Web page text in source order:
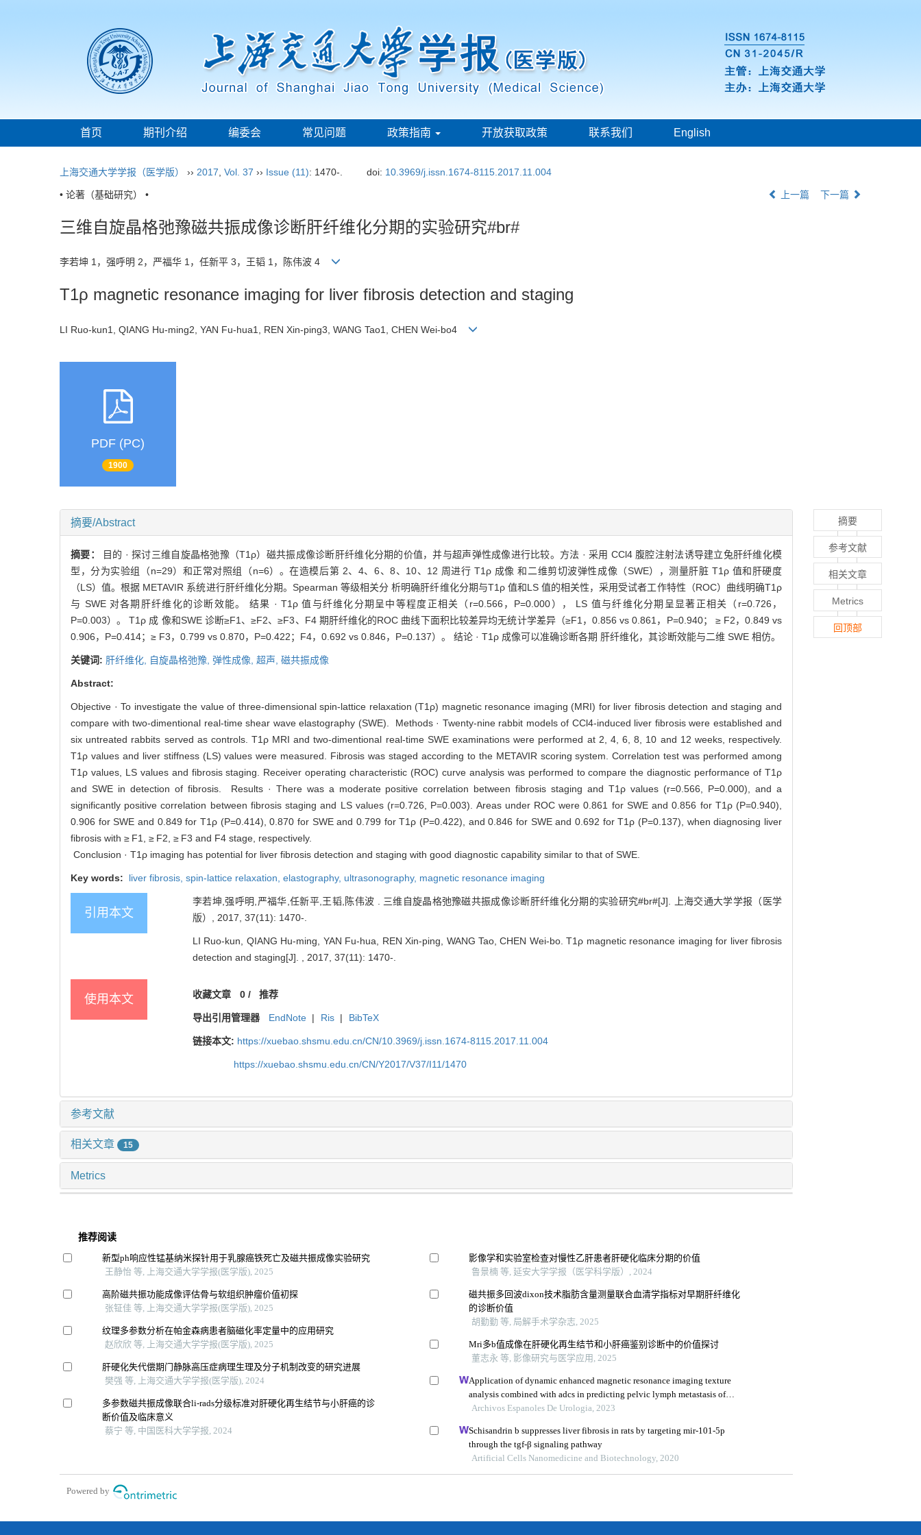
首页 期刊介绍 编委会 常见问题 政策指南 开放获取政策 联系我们 English
上海交通大学学报（医学版） ›› 2017 Vol. 37 ›› Issue (11): 1470-. doi: 10.3969/j.issn.1674-8115.2017.11.004
• 论著（基础研究） • 上一篇 下一篇
三维自旋晶格弛豫磁共振成像诊断肝纤维化分期的实验研究#br#
李若坤 1，强呼明 2，严福华 1，任新平 3，王韬 1，陈伟波 4
T1ρ magnetic resonance imaging for liver fibrosis detection and staging
LI Ruo-kun1, QIANG Hu-ming2, YAN Fu-hua1, REN Xin-ping3, WANG Tao1, CHEN Wei-bo4
PDF (PC)
1900
摘要/Abstract
摘要：
目的 · 探讨三维自旋晶格弛豫（T1ρ）磁共振成像诊断肝纤维化分期的价值，并与超声弹性成像进行比较。方法 · 采用 CCl4 腹腔注射法诱导建立兔肝纤维化模
型，分为实验组（n=29）和正常对照组（n=6）。在造模后第 2、4、6、8、10、12 周进行 T1ρ 成像 和二维剪切波弹性成像（SWE），测量肝脏 T1ρ 值和肝硬度
（LS）值。根据 METAVIR 系统进行肝纤维化分期。Spearman 等级相关分 析明确肝纤维化分期与T1ρ 值和LS 值的相关性，采用受试者工作特性（ROC）曲线明确T1ρ
与 SWE 对各期肝纤维化的诊断效能。 结果 · T1ρ 值与纤维化分期呈中等程度正相关（r=0.566，P=0.000）， LS 值与纤维化分期呈显著正相关（r=0.726，
P=0.003）。 T1ρ 成 像和SWE 诊断≥F1、≥F2、≥F3、F4 期肝纤维化的ROC 曲线下面积比较差异均无统计学差异（≥F1，0.856 vs 0.861，P=0.940； ≥ F2，0.849 vs
0.906，P=0.414；≥ F3，0.799 vs 0.870，P=0.422；F4，0.692 vs 0.846，P=0.137）。 结论 · T1ρ 成像可以准确诊断各期 肝纤维化，其诊断效能与二维 SWE 相仿。
关键词: 肝纤维化, 自旋晶格弛豫, 弹性成像, 超声, 磁共振成像
Abstract:
Objective · To investigate the value of three-dimensional spin-lattice relaxation (T1ρ) magnetic resonance imaging (MRI) for liver fibrosis detection and staging and
compare with two-dimentional real-time shear wave elastography (SWE). Methods · Twenty-nine rabbit models of CCl4-induced liver fibrosis were established and
six untreated rabbits served as controls. T1ρ MRI and two-dimentional real-time SWE examinations were performed at 2, 4, 6, 8, 10 and 12 weeks, respectively.
T1ρ values and liver stiffness (LS) values were measured. Fibrosis was staged according to the METAVIR scoring system. Correlation test was performed among
T1ρ values, LS values and fibrosis staging. Receiver operating characteristic (ROC) curve analysis was performed to compare the diagnostic performance of T1ρ
and SWE in detection of fibrosis. Results · There was a moderate positive correlation between fibrosis staging and T1ρ values (r=0.566, P=0.000), and a
significantly positive correlation between fibrosis staging and LS values (r=0.726, P=0.003). Areas under ROC were 0.861 for SWE and 0.856 for T1ρ (P=0.940),
0.906 for SWE and 0.849 for T1ρ (P=0.414), 0.870 for SWE and 0.799 for T1ρ (P=0.422), and 0.846 for SWE and 0.692 for T1ρ (P=0.137), when diagnosing liver
fibrosis with ≥ F1, ≥ F2, ≥ F3 and F4 stage, respectively.
Conclusion · T1ρ imaging has potential for liver fibrosis detection and staging with good diagnostic capability similar to that of SWE.
Key words: liver fibrosis, spin-lattice relaxation, elastography, ultrasonography, magnetic resonance imaging
引用本文
李若坤,强呼明,严福华,任新平,王韬,陈伟波 . 三维自旋晶格弛豫磁共振成像诊断肝纤维化分期的实验研究#br#[J]. 上海交通大学学报（医学
版）, 2017, 37(11): 1470-.
LI Ruo-kun, QIANG Hu-ming, YAN Fu-hua, REN Xin-ping, WANG Tao, CHEN Wei-bo. T1ρ magnetic resonance imaging for liver fibrosis
detection and staging[J]. , 2017, 37(11): 1470-.
使用本文 收藏文章 0/ 推荐
导出引用管理器 EndNote | Ris | BibTeX
链接本文: https://xuebao.shsmu.edu.cn/CN/10.3969/j.issn.1674-8115.2017.11.004
https://xuebao.shsmu.edu.cn/CN/Y2017/V37/I11/1470
参考文献
相关文章 15
Metrics
推荐阅读
新型ph响应性锰基纳米探针用于乳腺癌铁死亡及磁共振成像实验研究
王静怡 等, 上海交通大学学报(医学版), 2025
高阶磁共振功能成像评估骨与软组织肿瘤价值初探
张钲佳 等, 上海交通大学学报(医学版), 2025
纹理多参数分析在帕金森病患者脑磁化率定量中的应用研究
赵欣欣 等, 上海交通大学学报(医学版), 2025
肝硬化失代偿期门静脉高压症病理生理及分子机制改变的研究进展
樊强 等, 上海交通大学学报(医学版), 2024
多参数磁共振成像联合li-rads分级标准对肝硬化再生结节与小肝癌的诊
断价值及临床意义
蔡宁 等, 中国医科大学学报, 2024
影像学和实验室检查对慢性乙肝患者肝硬化临床分期的价值
鲁景楠 等, 延安大学学报（医学科学版）, 2024
磁共振多回波dixon技术脂肪含量测量联合血清学指标对早期肝纤维化
的诊断价值
胡勤勤 等, 局解手术学杂志, 2025
Mri多b值成像在肝硬化再生结节和小肝癌鉴别诊断中的价值探讨
董志永 等, 影像研究与医学应用, 2025
Application of dynamic enhanced magnetic resonance imaging texture
analysis combined with adcs in predicting pelvic lymph metastasis of
prostate cancer
Archivos Espanoles De Urologia, 2023
Schisandrin b suppresses liver fibrosis in rats by targeting mir-101-5p
through the tgf-β signaling pathway
Artificial Cells Nanomedicine and Biotechnology, 2020
Powered by
摘要
参考文献
相关文章
Metrics
回顶部